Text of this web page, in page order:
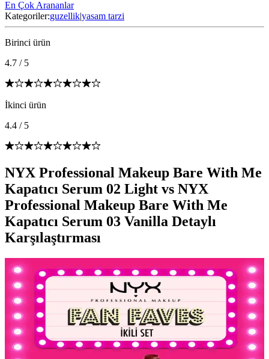
En Çok Arananlar
Kategoriler:guzellik|yasam tarzi
Birinci ürün
4.7 / 5
İkinci ürün
4.4 / 5
NYX Professional Makeup Bare With Me
Kapatıcı Serum 02 Light vs NYX
Professional Makeup Bare With Me
Kapatıcı Serum 03 Vanilla Detaylı
Karşılaştırması